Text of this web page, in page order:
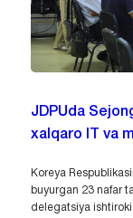
JDPUda
xalqaro IT va
Koreya
buyurgan 23 nafar
delegatsiya